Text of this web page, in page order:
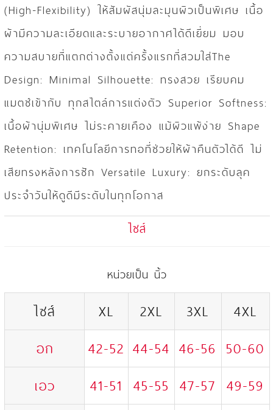
(High-Flexibility) ให้สัมผัสนุ่มละมุนผิวเป็นพิเศษ เนื้อ
ผ้ามีความละเอียดและระบายอากาศได้ดีเยี่ยม มอบ
ความสบายที่แตกต่างตั้งแต่ครั้งแรกที่สวมใส่The
Design: Minimal Silhouette: ทรงสวย เรียบคม
แมตช์เข้ากับ ทุกสไตล์การแต่งตัว Superior Softness:
เนื้อผ้านุ่มพิเศษ ไม่ระคายเคือง แม้ผิวแพ้ง่าย Shape
Retention: เทคโนโลยีการทอที่ช่วยให้ผ้าคืนตัวได้ดี ไม่
เสียทรงหลังการซัก Versatile Luxury: ยกระดับลุค
ประจำวันให้ดูดีมีระดับในทุกโอกาส
ไซส์
หน่วยเป็น นิ้ว
ไซส์ XL 2XL 3XL
4XL
อก
42-52 44-54 46-56 50-60
เอว
41-51 45-55 47-57 49-59